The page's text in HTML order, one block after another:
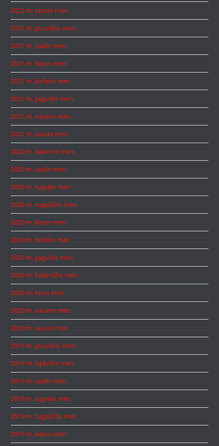
2022 m. sausio mėn.
2021 m. gruodžio mėn.
2021 m. spalio mėn.
2021 m. liepos mėn.
2021 m. birželio mėn.
2021 m. gegužės mėn.
2021 m. vasario mėn.
2021 m. sausio mėn.
2020 m. lapkričio mėn.
2020 m. spalio mėn.
2020 m. rugsėjo mėn.
2020 m. rugpjūčio mėn.
2020 m. liepos mėn.
2020 m. birželio mėn.
2020 m. gegužės mėn.
2020 m. balandžio mėn.
2020 m. kovo mėn.
2020 m. vasario mėn.
2020 m. sausio mėn.
2019 m. gruodžio mėn.
2019 m. lapkričio mėn.
2019 m. spalio mėn.
2019 m. rugsėjo mėn.
2019 m. rugpjūčio mėn.
2019 m. liepos mėn.